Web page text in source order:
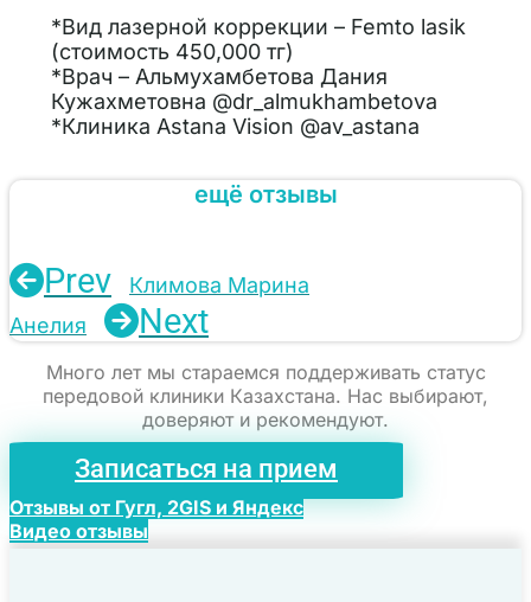
*Вид лазерной коррекции – Femto lasik
(стоимость 450,000 тг)
*Врач – Альмухамбетова Дания
Кужахметовна @dr_almukhambetova
*Клиника Astana Vision @av_astana
ещё отзывы
Prev
Климова Марина
Анелия
Next
Много лет мы стараемся поддерживать статус
передовой клиники Казахстана. Нас выбирают,
доверяют и рекомендуют.
Записаться на прием
Отзывы от Гугл, 2GIS и Яндекс
Видео отзывы